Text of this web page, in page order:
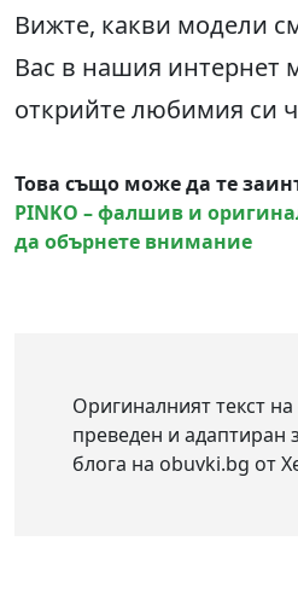
Вижте, какви модели
Вас в нашия интернет
открийте любимия си
Това също може да те
PINKO – фалшив и
да обърнете внимание
Оригиналният текст на
преведен и адаптиран
блога на obuvki.bg от